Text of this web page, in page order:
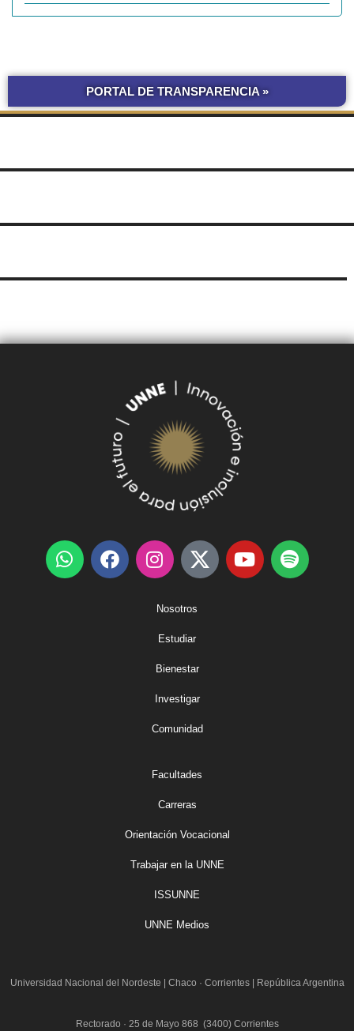
PORTAL DE TRANSPARENCIA »
Nosotros
Estudiar
Bienestar
Investigar
Comunidad
Facultades
Carreras
Orientación Vocacional
Trabajar en la UNNE
ISSUNNE
UNNE Medios
Universidad Nacional del Nordeste | Chaco · Corrientes | República Argentina
Rectorado · 25 de Mayo 868 (3400) Corrientes